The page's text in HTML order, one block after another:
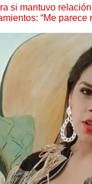
si mantuvo
“Me parece